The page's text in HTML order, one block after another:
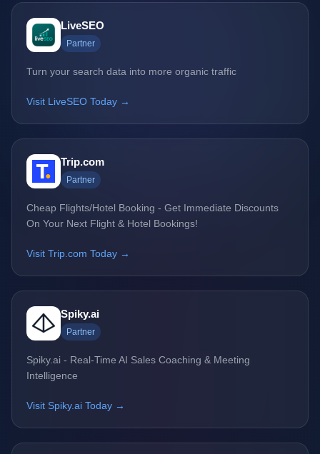
LiveSEO
Partner
Turn your search data into more organic traffic
Visit LiveSEO Today →
Trip.com
Partner
Cheap Flights/Hotel Booking - Get Immediate Discounts
On Your Next Flight & Hotel Bookings!
Visit Trip.com Today →
Spiky.ai
Partner
Spiky.ai - Real-Time AI Sales Coaching & Meeting
Intelligence
Visit Spiky.ai Today →